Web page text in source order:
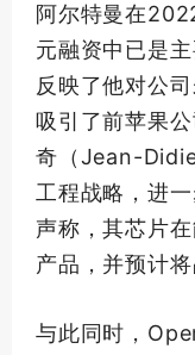
阿尔特曼在
元融资中已是
反映了他对公
吸引了前苹果
奇（Jean-
工程战略，进
声称，其芯片
产品，并预计
与此同时，